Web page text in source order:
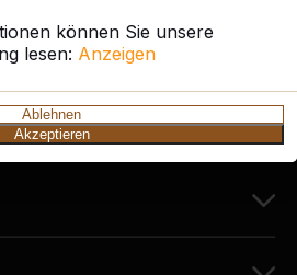
können Sie unsere
lesen: Anzeigen
Ablehnen
Akzeptieren